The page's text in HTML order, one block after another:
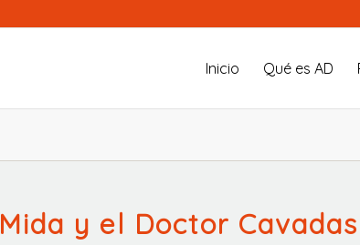
Inicio Qué es AD
Mida y el Doctor Cavadas